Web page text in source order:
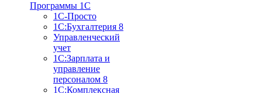
Программы 1С
1С-Просто
1С:Бухгалтерия 8
Управленческий
учет
1С:Зарплата и
управление
персоналом 8
1C:Комплексная